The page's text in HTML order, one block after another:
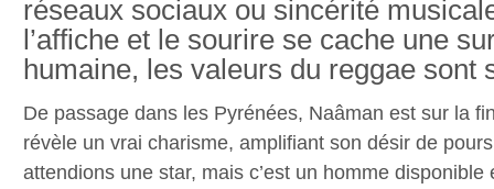
réseaux sociaux ou sincérité
l’affiche et le sourire se cache une
humaine, les valeurs du reggae sont
De passage dans les Pyrénées, Naâman est sur la
révèle un vrai charisme, amplifiant son désir de
attendions une star, mais c’est un homme